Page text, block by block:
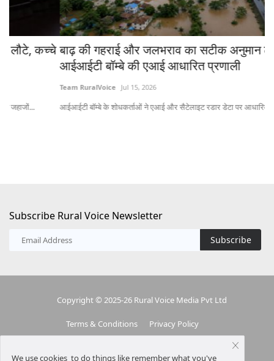
बाढ़ की गहराई और जलभराव का सटीक अनुमान लगाएगी
आईआईटी बॉम्बे की एआई आधारित प्रणाली
Team RuralVoice Jul 15, 2026
आईआईटी बॉम्बे के शोधकर्ताओं ने एआई और सैटेलाइट रडार डेटा पर आधारित एक उन्नत बाढ़...
Subscribe Rural Voice Newsletter
Subscribe
Copyright © 2025-26 Rural Voice Media Pvt Ltd
Terms & Conditions Privacy Policy
We use cookies to do things like remember what you've